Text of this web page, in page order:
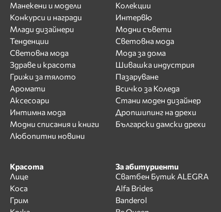
Манекени и модели
Конкурси и награди
Млади дизайнери
Тенденции
Световна мода
Здраве и красота
Грижи за тялото
Аромати
Аксесоари
Интимна мода
Модни списания и книги
Любопитни новини
Колекции
Интервю
Модни съвети
Световна мода
Мода за дома
Шивашка индустрия
Пазаруване
Всичко за Коледа
Стани моден дизайнер
Дропшипинг на дрехи
Български дамски дрехи
Красота
Лице
Коса
Грим
За абитуриенти
Сватбен Бутик ALEGRA
Alfa Brides
Banderol